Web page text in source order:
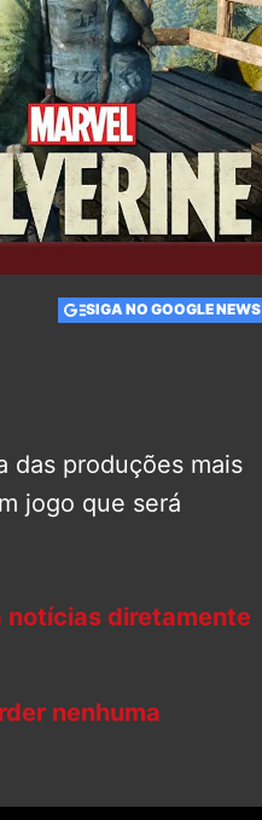
SIGA NO GOOGLE NEWS
das produções mais
jogo que será
notícias diretamente
nenhuma